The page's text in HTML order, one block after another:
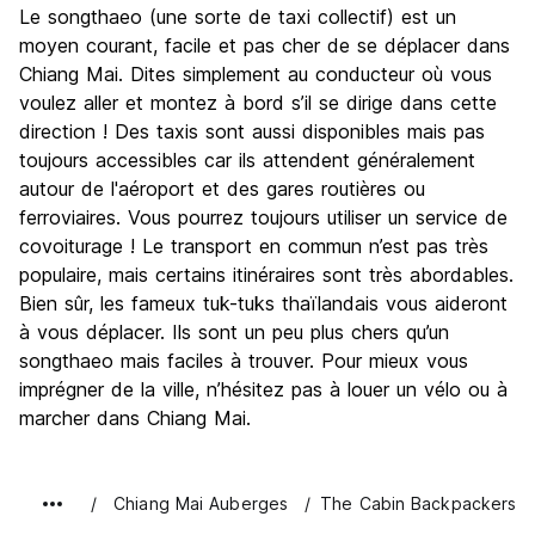
Le songthaeo (une sorte de taxi collectif) est un
moyen courant, facile et pas cher de se déplacer dans
Chiang Mai. Dites simplement au conducteur où vous
voulez aller et montez à bord s’il se dirige dans cette
direction ! Des taxis sont aussi disponibles mais pas
toujours accessibles car ils attendent généralement
autour de l'aéroport et des gares routières ou
ferroviaires. Vous pourrez toujours utiliser un service de
covoiturage ! Le transport en commun n’est pas très
populaire, mais certains itinéraires sont très abordables.
Bien sûr, les fameux tuk-tuks thaïlandais vous aideront
à vous déplacer. Ils sont un peu plus chers qu’un
songthaeo mais faciles à trouver. Pour mieux vous
imprégner de la ville, n’hésitez pas à louer un vélo ou à
marcher dans Chiang Mai.
Chiang Mai Auberges The Cabin Backpackers